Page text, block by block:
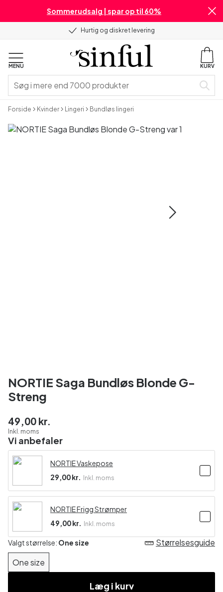
Sommerudsalg | spar op til 60%
Hurtig og diskret levering
MENU KURV
Forside Kvinder Lingeri Bundløs lingeri
NORTIE Saga Bundløs Blonde G-
Streng
49,00 kr.
Inkl. moms
Vi anbefaler
NORTIE Vaskepose
29,00 kr.
Inkl. moms
NORTIE Frigg Strømper
49,00 kr.
Inkl. moms
Valgt størrelse: One size
One size
Størrelsesguide
Læg i kurv